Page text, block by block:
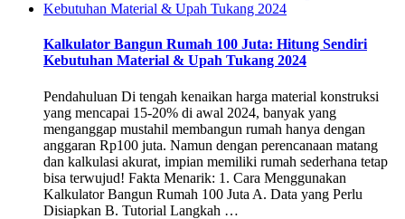
Kalkulator Bangun Rumah 100 Juta: Hitung Sendiri
Kebutuhan Material & Upah Tukang 2024
Pendahuluan Di tengah kenaikan harga material konstruksi
yang mencapai 15-20% di awal 2024, banyak yang
menganggap mustahil membangun rumah hanya dengan
anggaran Rp100 juta. Namun dengan perencanaan matang
dan kalkulasi akurat, impian memiliki rumah sederhana tetap
bisa terwujud! Fakta Menarik: 1. Cara Menggunakan
Kalkulator Bangun Rumah 100 Juta A. Data yang Perlu
Disiapkan B. Tutorial Langkah …